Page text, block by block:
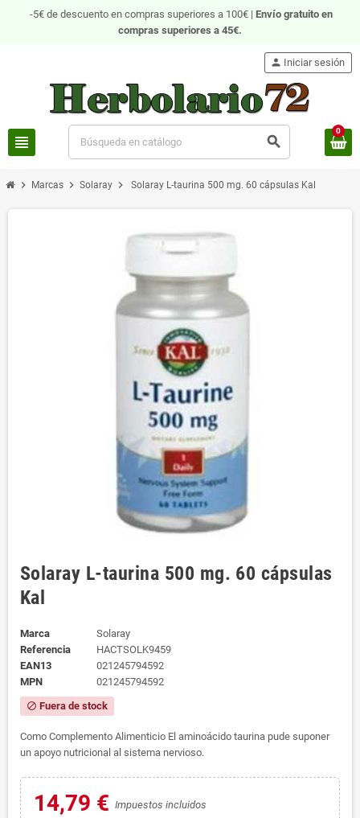
-5€ de descuento en compras superiores a 100€ | Envío gratuito en
compras superiores a 45€.
view_headline search
person Iniciar sesión
0
chevron_right Marcas chevron_right Solaray chevron_right Solaray L-taurina 500 mg. 60 cápsulas Kal
Solaray L-taurina 500 mg. 60 cápsulas
Kal
Marca
Solaray
Referencia
HACTSOLK9459
EAN13
021245794592
MPN
021245794592
block Fuera de stock
Como Complemento Alimenticio El aminoácido taurina pude suponer
un apoyo nutricional al sistema nervioso.
14,79 € Impuestos incluidos